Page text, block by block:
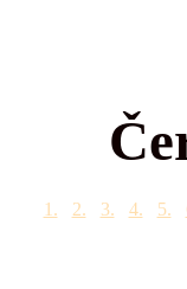
1. 2. 3. 4. 5.